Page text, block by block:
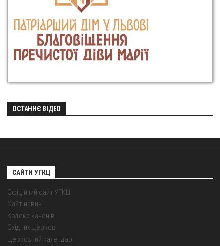
ОСТАННЄ ВІДЕО
САЙТИ УГКЦ
Офіційний сайт УГКЦ
Сайт новин
Кодекс канонів
Східних Церков
Церковний календар